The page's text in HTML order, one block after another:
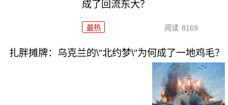
成了回流东大？
最热 阅读 8169
扎胖摊牌：乌克兰的\"北约梦\"为何成了一地鸡毛？